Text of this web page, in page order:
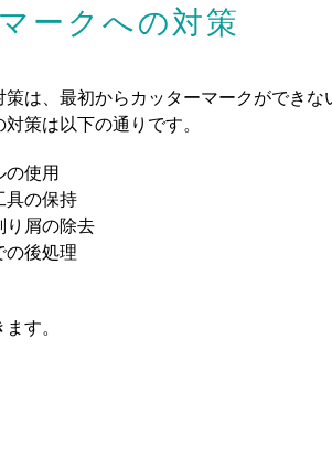
ークへの対策
策は、最初からカッターマークができ
策は以下の通りです。
の使用
具の保持
り屑の除去
の後処理
す。